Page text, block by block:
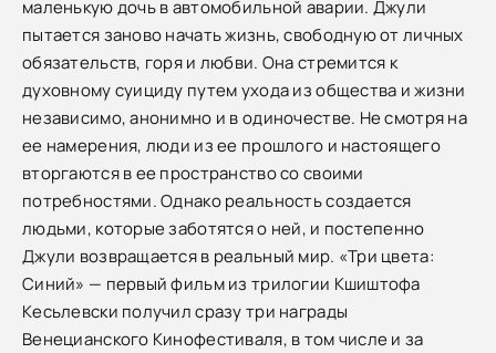
маленькую дочь в автомобильной аварии. Джули
пытается заново начать жизнь, свободную от личных
обязательств, горя и любви. Она стремится к
духовному суициду путем ухода из общества и жизни
независимо, анонимно и в одиночестве. Не смотря на
ее намерения, люди из ее прошлого и настоящего
вторгаются в ее пространство со своими
потребностями. Однако реальность создается
людьми, которые заботятся о ней, и постепенно
Джули возвращается в реальный мир. «Три цвета:
Синий» — первый фильм из трилогии Кшиштофа
Кесьлевски получил сразу три награды
Венецианского Кинофестиваля, в том числе и за